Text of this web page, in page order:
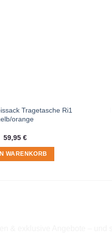
Tragetasche Ri1
orange
59,95 €
WARENKORB